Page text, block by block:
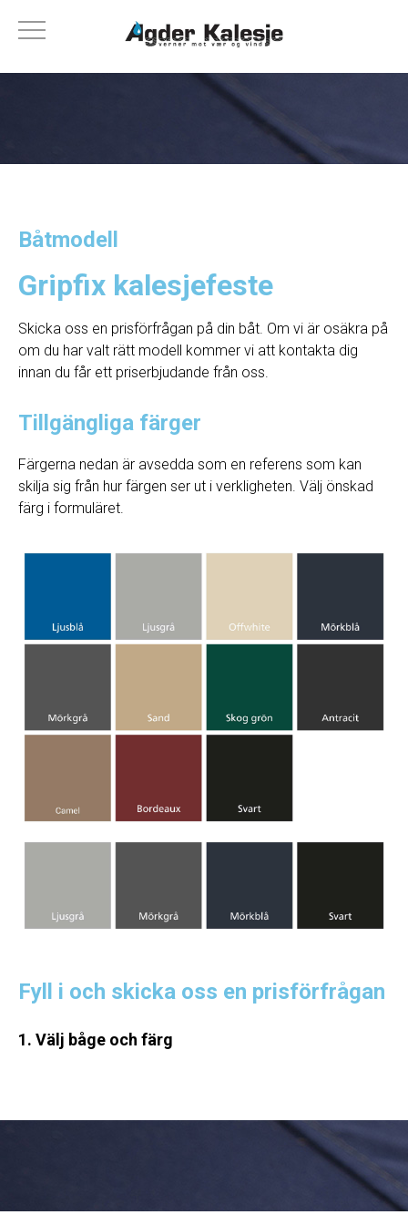
Båtmodell
Gripfix kalesjefeste
Skicka oss en prisförfrågan på din båt. Om vi ​​är osäkra på
om du har valt rätt modell kommer vi att kontakta dig
innan du får ett priserbjudande från oss.
Tillgängliga färger
Färgerna nedan är avsedda som en referens som kan
skilja sig från hur färgen ser ut i verkligheten. Välj önskad
färg i formuläret.
Fyll i och skicka oss en prisförfrågan
1. Välj båge och färg